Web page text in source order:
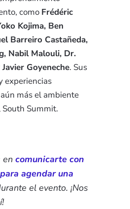
como Frédéric
Kojima, Ben
Barreiro Castañeda,
Nabil Malouli, Dr.
Goyeneche. Sus
experiencias
más el ambiente
Summit.
en comunicarte con
agendar una
el evento. ¡Nos